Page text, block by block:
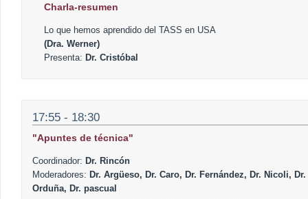
Charla-resumen
Lo que hemos aprendido del TASS en USA
(Dra. Werner)
Presenta: Dr. Cristóbal
17:55 - 18:30
"Apuntes de técnica"
Coordinador: Dr. Rincón
Moderadores: Dr. Argüeso, Dr. Caro, Dr. Fernández, Dr. Nicoli, Dr.
Orduña, Dr. pascual